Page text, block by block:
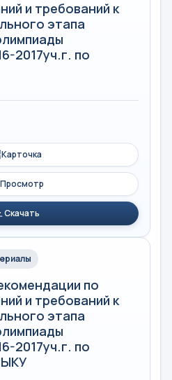
и требований к
этапа
2017уч.г. по
Карточка
Просмотр
Скачать
по
и требований к
этапа
2017уч.г. по